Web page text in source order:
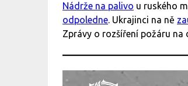
Nádrže na palivo u ruského
odpoledne. Ukrajinci na ně
Zprávy o rozšíření požáru na